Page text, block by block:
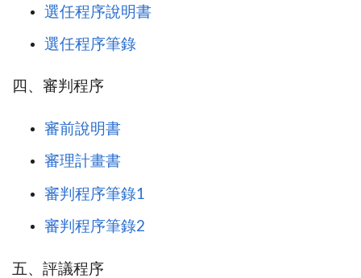
選任程序說明書
選任程序筆錄
四、審判程序
審前說明書
審理計畫書
審判程序筆錄1
審判程序筆錄2
五、評議程序